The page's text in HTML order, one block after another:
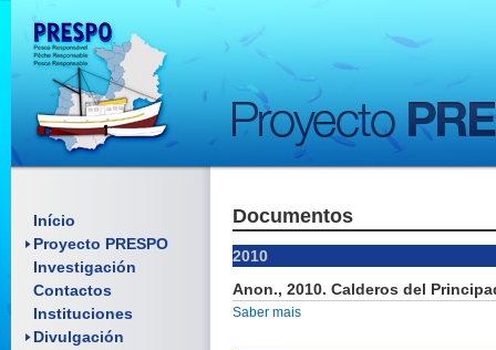
Início
Proyecto PRESPO
Enquadramento SP
Objetivos
Investigación
Contactos
Instituciones
Divulgación
Pósteres
Folhetos
Material Promocional
Reuniones
Documentos
2010
Anon., 2010. Calderos del
Saber mais